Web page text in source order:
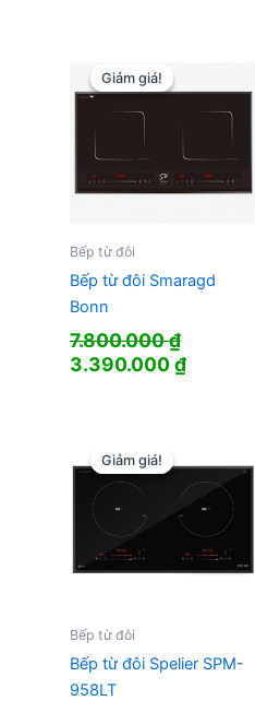
Giảm giá!
Giảm giá!
Bếp từ đôi
Bếp từ đôi Smaragd
Bonn
7.800.000₫
Giá
3.390.000₫Giá
Giảm giá!
Giảm giá!
Bếp từ đôi
Bếp từ đôi Spelier SPM-
958LT